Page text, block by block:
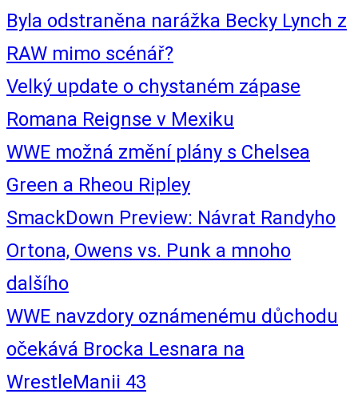
Byla odstraněna narážka Becky Lynch z
RAW mimo scénář?
Velký update o chystaném zápase
Romana Reignse v Mexiku
WWE možná změní plány s Chelsea
Green a Rheou Ripley
SmackDown Preview: Návrat Randyho
Ortona, Owens vs. Punk a mnoho
dalšího
WWE navzdory oznámenému důchodu
očekává Brocka Lesnara na
WrestleManii 43